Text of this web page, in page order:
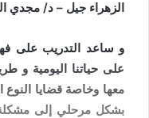
الزهراء جيل – د/ مجدي
و ساعد التدريب على فهم
على حياتنا اليومية و
معها وخاصة قضايا النوع
بشكل مرحلي إلى مشكلة